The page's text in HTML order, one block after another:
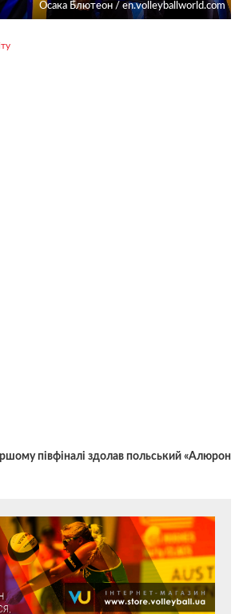
Осака Блютеон / en.volleyballworld.com
півфіналі здолав польський «Алюрон